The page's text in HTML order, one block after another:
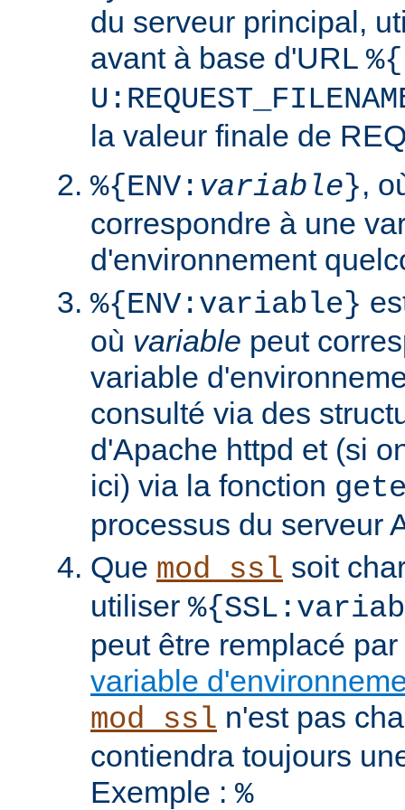
du serveur principal,
avant à base d'URL
la valeur finale de
%{ENV: variable},
correspondre à une
d'environnement
%{ENV:variable}
où variable peut
variable
consulté via des
d'Apache httpd et (si
ici) via la fonction
processus du serveur
Que mod_ssl soit
utiliser
peut être remplacé
variable
mod_ssl n'est pas
contiendra toujours
Exemple : %